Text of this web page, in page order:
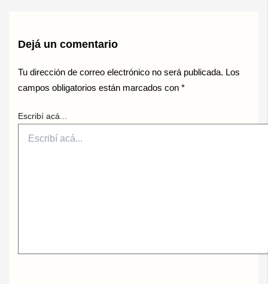
Dejá un comentario
Tu dirección de correo electrónico no será publicada. Los
campos obligatorios están marcados con*
Escribí acá...